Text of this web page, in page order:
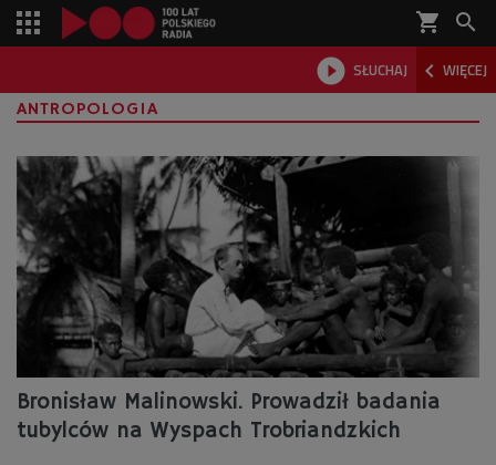
shopping_cart 
 SŁUCHAJ  WIĘCEJ

ANTROPOLOGIA
Bronisław Malinowski. Prowadził badania
tubylców na Wyspach Trobriandzkich